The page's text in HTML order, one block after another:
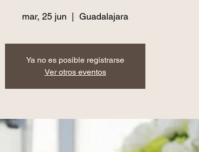
mar, 25 jun
  |
Guadalajara
Ya no es posible registrarse
Ver otros eventos